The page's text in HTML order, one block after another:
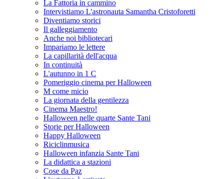
La Fattoria in cammino
Intervistiamo L'astronauta Samantha Cristoforetti
Diventiamo storici
Il galleggiamento
Anche noi bibliotecari
Impariamo le lettere
La capillarità dell'acqua
In continuità
L'autunno in 1 C
Pomeriggio cinema per Halloween
M come micio
La giornata della gentilezza
Cinema Maestro!
Halloween nelle quarte Sante Tani
Storie per Halloween
Happy Halloween
Riciclinmusica
Halloween infanzia Sante Tani
La didattica a stazioni
Cose da Paz